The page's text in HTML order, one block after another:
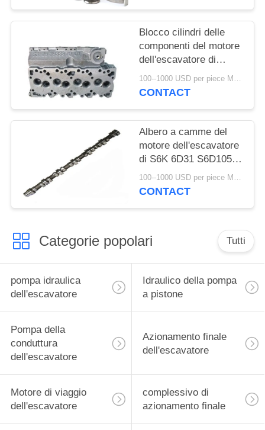
Blocco cilindri delle
componenti del motore
dell'escavatore di
Cummins 4BT 6BT
6CT K19 QSM11 K38
100--1000 USD per piece MOQ:One piece
CONTACT
Albero a camme del
motore dell'escavatore
di S6K 6D31 S6D105
6D95 6BD1 6BT NH200
NT855
100--1000 USD per piece MOQ:One piece
CONTACT
Categorie popolari Tutti
pompa idraulica
dell'escavatore
Idraulico della pompa
a pistone
Pompa della
conduttura
dell'escavatore
Azionamento finale
dell'escavatore
Motore di viaggio
dell'escavatore
complessivo di
azionamento finale